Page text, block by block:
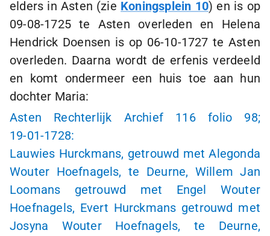
elders in Asten (zie Koningsplein 10) en is op
09-08-1725te Asten overleden en Helena
Hendrick Doensen is op 06-10-1727 te Asten
overleden. Daarna wordt de erfenis verdeeld
en komt ondermeer een huis toe aan hun
dochter Maria:
Asten Rechterlijk Archief 116 folio 98;
19-01-1728:
Lauwies Hurckmans, getrouwd met Alegonda
Wouter Hoefnagels, te Deurne, Willem Jan
Loomans getrouwd met Engel Wouter
Hoefnagels, Evert Hurckmans getrouwd met
Josyna Wouter Hoefnagels, te Deurne,